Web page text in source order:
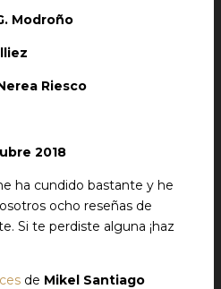
Modroño
Riesco
2018
ha cundido bastante y he
ocho reseñas de
Si te perdiste alguna ¡haz
de Mikel Santiago